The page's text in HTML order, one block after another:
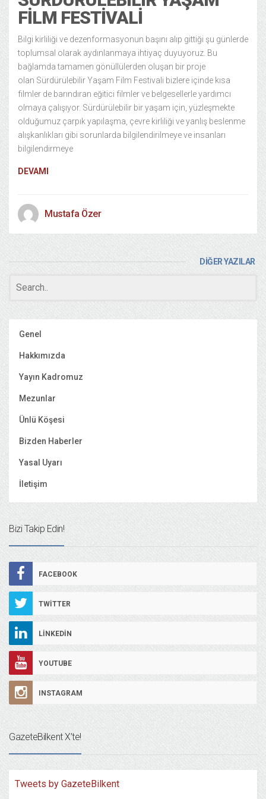
FILM FESTIVALI
Bilgi kirliliği ve dezenformasyonun başını alıp gittiği şu günlerde
toplumsal olarak aydınlanmaya ihtiyaç duyuyoruz. Bu
bağlamda tamamen gönüllülerden oluşan bir proje
olan Sürdürülebilir Yaşam Film Festivali bizlere içinde kısa
filmler de barındıran eğitici filmler ve belgesellerle yardımcı
olmaya çalışıyor. Sürdürülebilir bir yaşam için, yüzleşmekte
olduğumuz çarpık yapılaşma, çevre kirliliği ve yanlış beslenme
alışkanlıkları gibi sorunlarda bilgilendirilmeye ve insanları
bilgilendirmeye
DEVAMI
Mustafa Özer
DİĞER YAZILAR
Genel
Hakkımızda
Yayın Kadromuz
Mezunlar
Ünlü Köşesi
Bizden Haberler
Yasal Uyarı
İletişim
Bizi Takip Edin!
FACEBOOK
TWITTER
LINKEDIN
YOUTUBE
INSTAGRAM
GazeteBilkent X’te!
Tweets by GazeteBilkent